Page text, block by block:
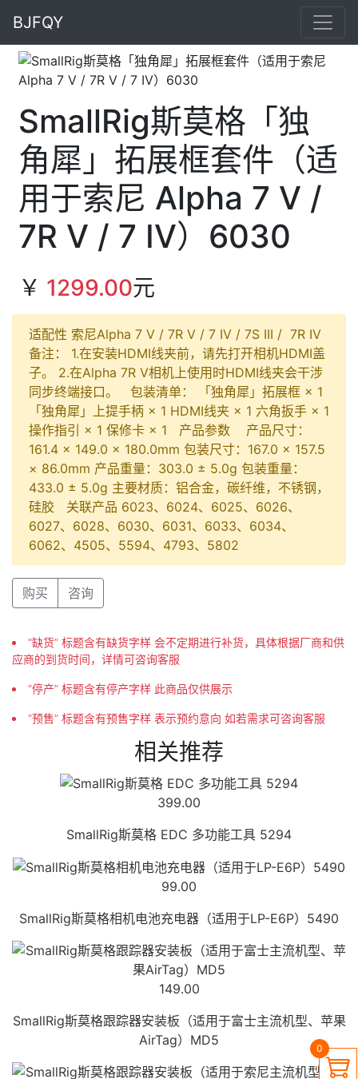
BJFQY

0
SmallRig斯莫格「独
角犀」拓展框套件（适
用于索尼 Alpha 7 V /
7R V / 7 IV）6030
￥ 1299.00元
适配性 索尼Alpha 7 V / 7R V / 7 IV / 7S III / 7R IV
备注： 1.在安装HDMI线夹前，请先打开相机HDMI盖
子。 2.在Alpha 7R V相机上使用时HDMI线夹会干涉
同步终端接口。 包装清单： 「独角犀」拓展框 × 1
「独角犀」上提手柄 × 1 HDMI线夹 × 1 六角扳手 × 1
操作指引 × 1 保修卡 × 1 产品参数 产品尺寸：
161.4 × 149.0 × 180.0mm 包装尺寸：167.0 × 157.5
× 86.0mm 产品重量：303.0 ± 5.0g 包装重量：
433.0 ± 5.0g 主要材质：铝合金，碳纤维，不锈钢，
硅胶 关联产品 6023、6024、6025、6026、
6027、6028、6030、6031、6033、6034、
6062、4505、5594、4793、5802
购买 咨询
“缺货” 标题含有缺货字样 会不定期进行补货，具体根据厂商和供
应商的到货时间，详情可咨询客服
“停产” 标题含有停产字样 此商品仅供展示
“预售” 标题含有预售字样 表示预约意向 如若需求可咨询客服
相关推荐
399.00
SmallRig斯莫格 EDC 多功能工具 5294
99.00
SmallRig斯莫格相机电池充电器（适用于LP-E6P）5490
149.00
SmallRig斯莫格跟踪器安装板（适用于富士主流机型、苹果
AirTag）MD5